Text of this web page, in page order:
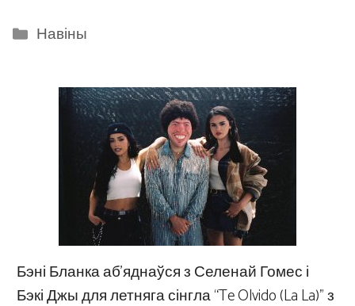
Categories
Навіны
Бэні Бланка аб’яднаўся з Селенай Гомес і
Бэкі Джы для летняга сінгла “Te Olvido (La La)” з